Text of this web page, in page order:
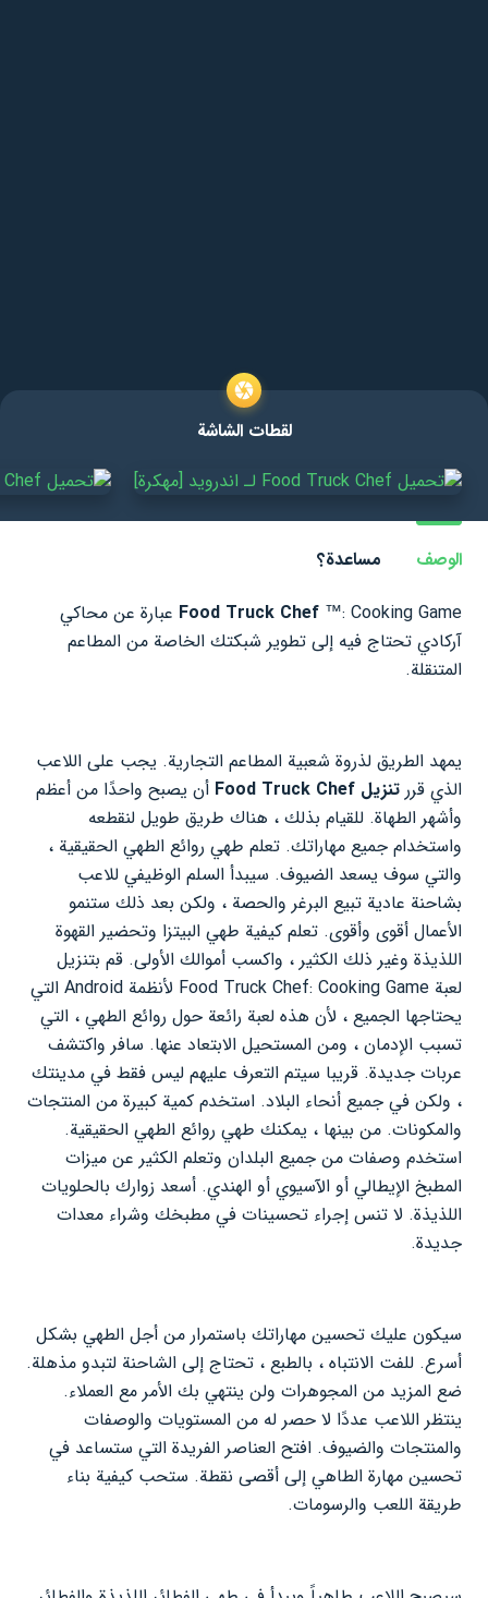
لقطات الشاشة
الوصف
مساعدة؟
Food Truck Chef ™: Cooking Game عبارة عن محاكي
آركادي تحتاج فيه إلى تطوير شبكتك الخاصة من المطاعم
المتنقلة.
يمهد الطريق لذروة شعبية المطاعم التجارية. يجب على اللاعب
الذي قرر تنزيل Food Truck Chef
أن يصبح واحدًا من أعظم
وأشهر الطهاة. للقيام بذلك ، هناك طريق طويل لنقطعه
واستخدام جميع مهاراتك. تعلم طهي روائع الطهي الحقيقية ،
والتي سوف يسعد الضيوف. سيبدأ السلم الوظيفي للاعب
بشاحنة عادية تبيع البرغر والحصة ، ولكن بعد ذلك ستنمو
الأعمال أقوى وأقوى. تعلم كيفية طهي البيتزا وتحضير القهوة
اللذيذة وغير ذلك الكثير ، واكسب أموالك الأولى. قم بتنزيل
لعبة Food Truck Chef: Cooking Game لأنظمة Android التي
يحتاجها الجميع ، لأن هذه لعبة رائعة حول روائع الطهي ، التي
تسبب الإدمان ، ومن المستحيل الابتعاد عنها. سافر واكتشف
عربات جديدة. قريبا سيتم التعرف عليهم ليس فقط في مدينتك
، ولكن في جميع أنحاء البلاد. استخدم كمية كبيرة من المنتجات
والمكونات. من بينها ، يمكنك طهي روائع الطهي الحقيقية.
استخدم وصفات من جميع البلدان وتعلم الكثير عن ميزات
المطبخ الإيطالي أو الآسيوي أو الهندي. أسعد زوارك بالحلويات
اللذيذة. لا تنس إجراء تحسينات في مطبخك وشراء معدات
جديدة.
سيكون عليك تحسين مهاراتك باستمرار من أجل الطهي بشكل
أسرع. للفت الانتباه ، بالطبع ، تحتاج إلى الشاحنة لتبدو مذهلة.
ضع المزيد من المجوهرات ولن ينتهي بك الأمر مع العملاء.
ينتظر اللاعب عددًا لا حصر له من المستويات والوصفات
والمنتجات والضيوف. افتح العناصر الفريدة التي ستساعد في
تحسين مهارة الطاهي إلى أقصى نقطة. ستحب كيفية بناء
طريقة اللعب والرسومات.